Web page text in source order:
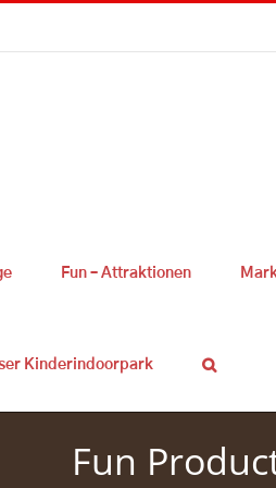
Fun – Attraktionen
Kinderindoorpark
Fun